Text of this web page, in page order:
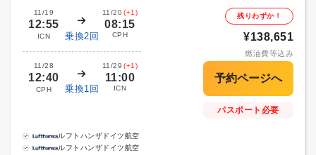
11/19
12:55
ICN 乗換2回
11/20 (+1)
08:15
CPH
11/28
12:40
CPH 乗換1回
11/29 (+1)
11:00
ICN
残りわずか！
¥138,651
燃油費等込み
パスポート必要
ルフトハンザドイツ航空
ルフトハンザドイツ航空